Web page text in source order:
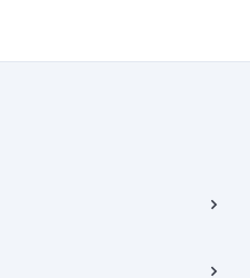
6(중학동, 트윈트리빌딩) B동 5층